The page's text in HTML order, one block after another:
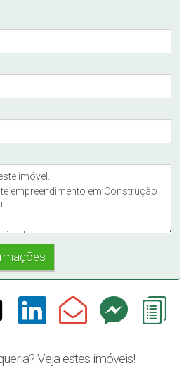
Veja estes imóveis!